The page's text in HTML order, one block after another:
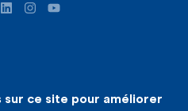
de site internet : Expansion
sur ce site pour améliorer